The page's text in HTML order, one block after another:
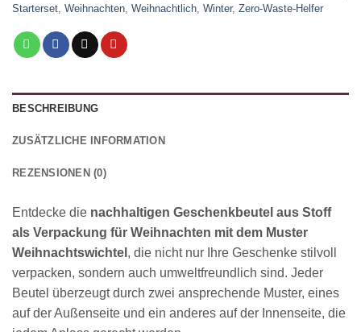
Starterset, Weihnachten, Weihnachtlich, Winter, Zero-Waste-Helfer
BESCHREIBUNG
ZUSÄTZLICHE INFORMATION
REZENSIONEN (0)
Entdecke die nachhaltigen Geschenkbeutel aus Stoff
als Verpackung für Weihnachten mit dem Muster
Weihnachtswichtel , die nicht nur Ihre Geschenke stilvoll
verpacken, sondern auch umweltfreundlich sind. Jeder
Beutel überzeugt durch zwei ansprechende Muster, eines
auf der Außenseite und ein anderes auf der Innenseite, die